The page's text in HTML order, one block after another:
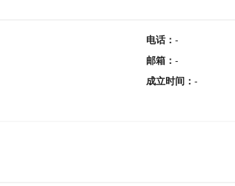
电话： -
邮箱 ： -
成立时间 ： -